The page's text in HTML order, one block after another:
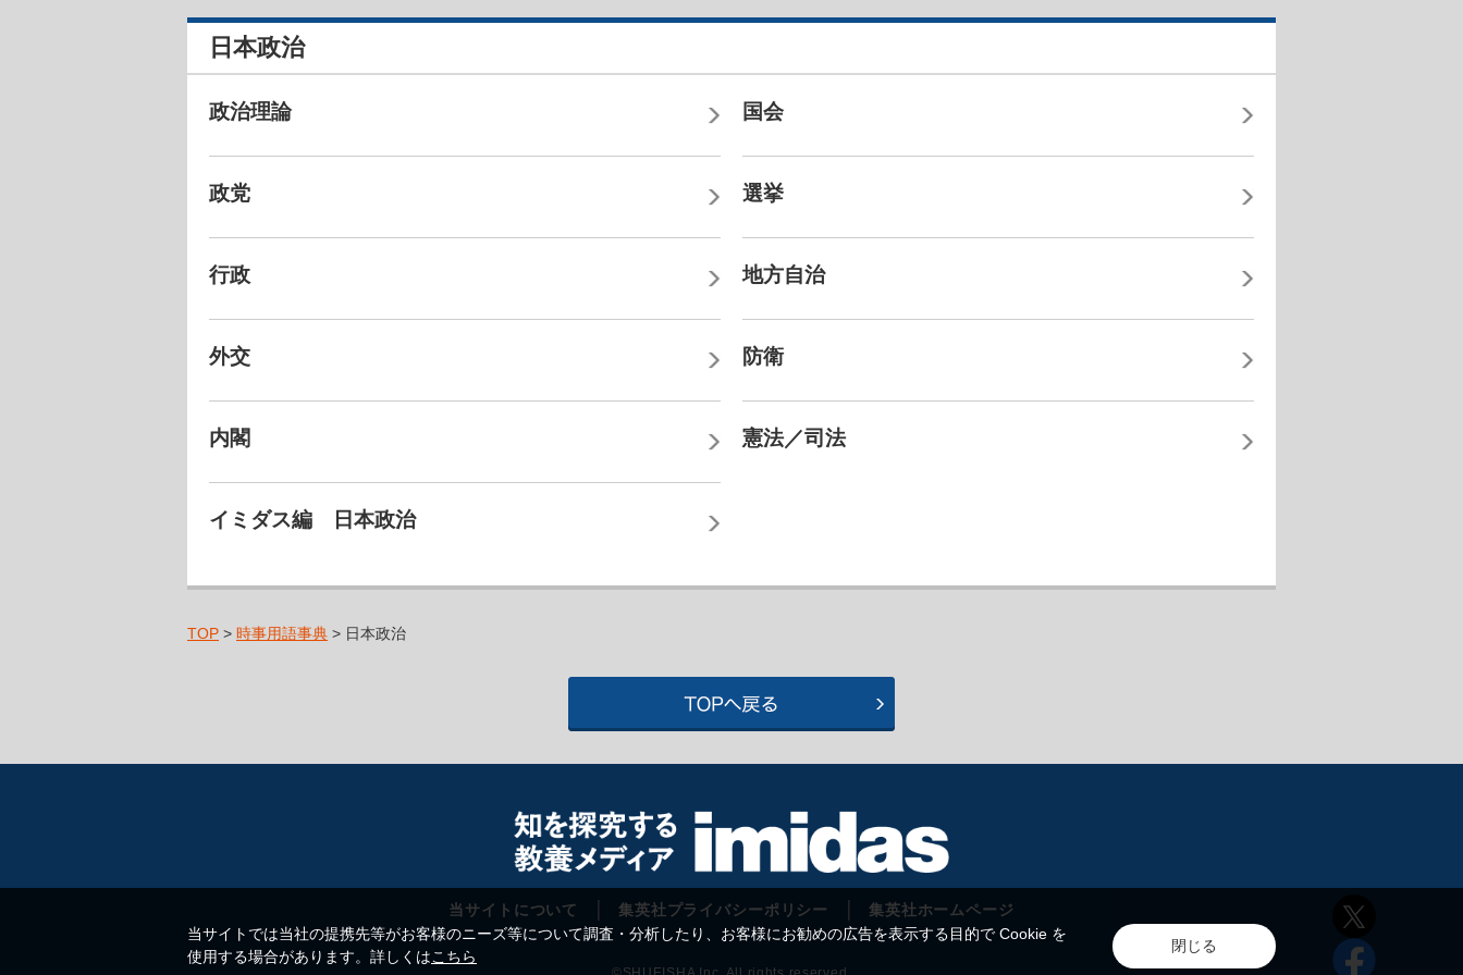
日本政治
政治理論 国会
政党 選挙
行政 地方自治
外交 防衛
内閣 憲法／司法
イミダス編 日本政治
TOP > 時事用語事典 > 日本政治
当サイトについて 集英社プライバシーポリシー 集英社ホームページ
当サイトでは当社の提携先等がお客様のニーズ等について調査・分析したり、お客様にお勧めの広告を表示する目的で Cookie を
使用する場合があります。詳しくはこちら
閉じる